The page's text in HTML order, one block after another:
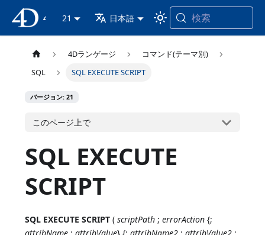
21 日本語 検索
4Dランゲージ
コマンド(テーマ別)
SQL
SQL EXECUTE SCRIPT
バージョン: 21
このページ上で
SQL EXECUTE
SCRIPT
SQL EXECUTE SCRIPT (scriptPath ;errorAction {;